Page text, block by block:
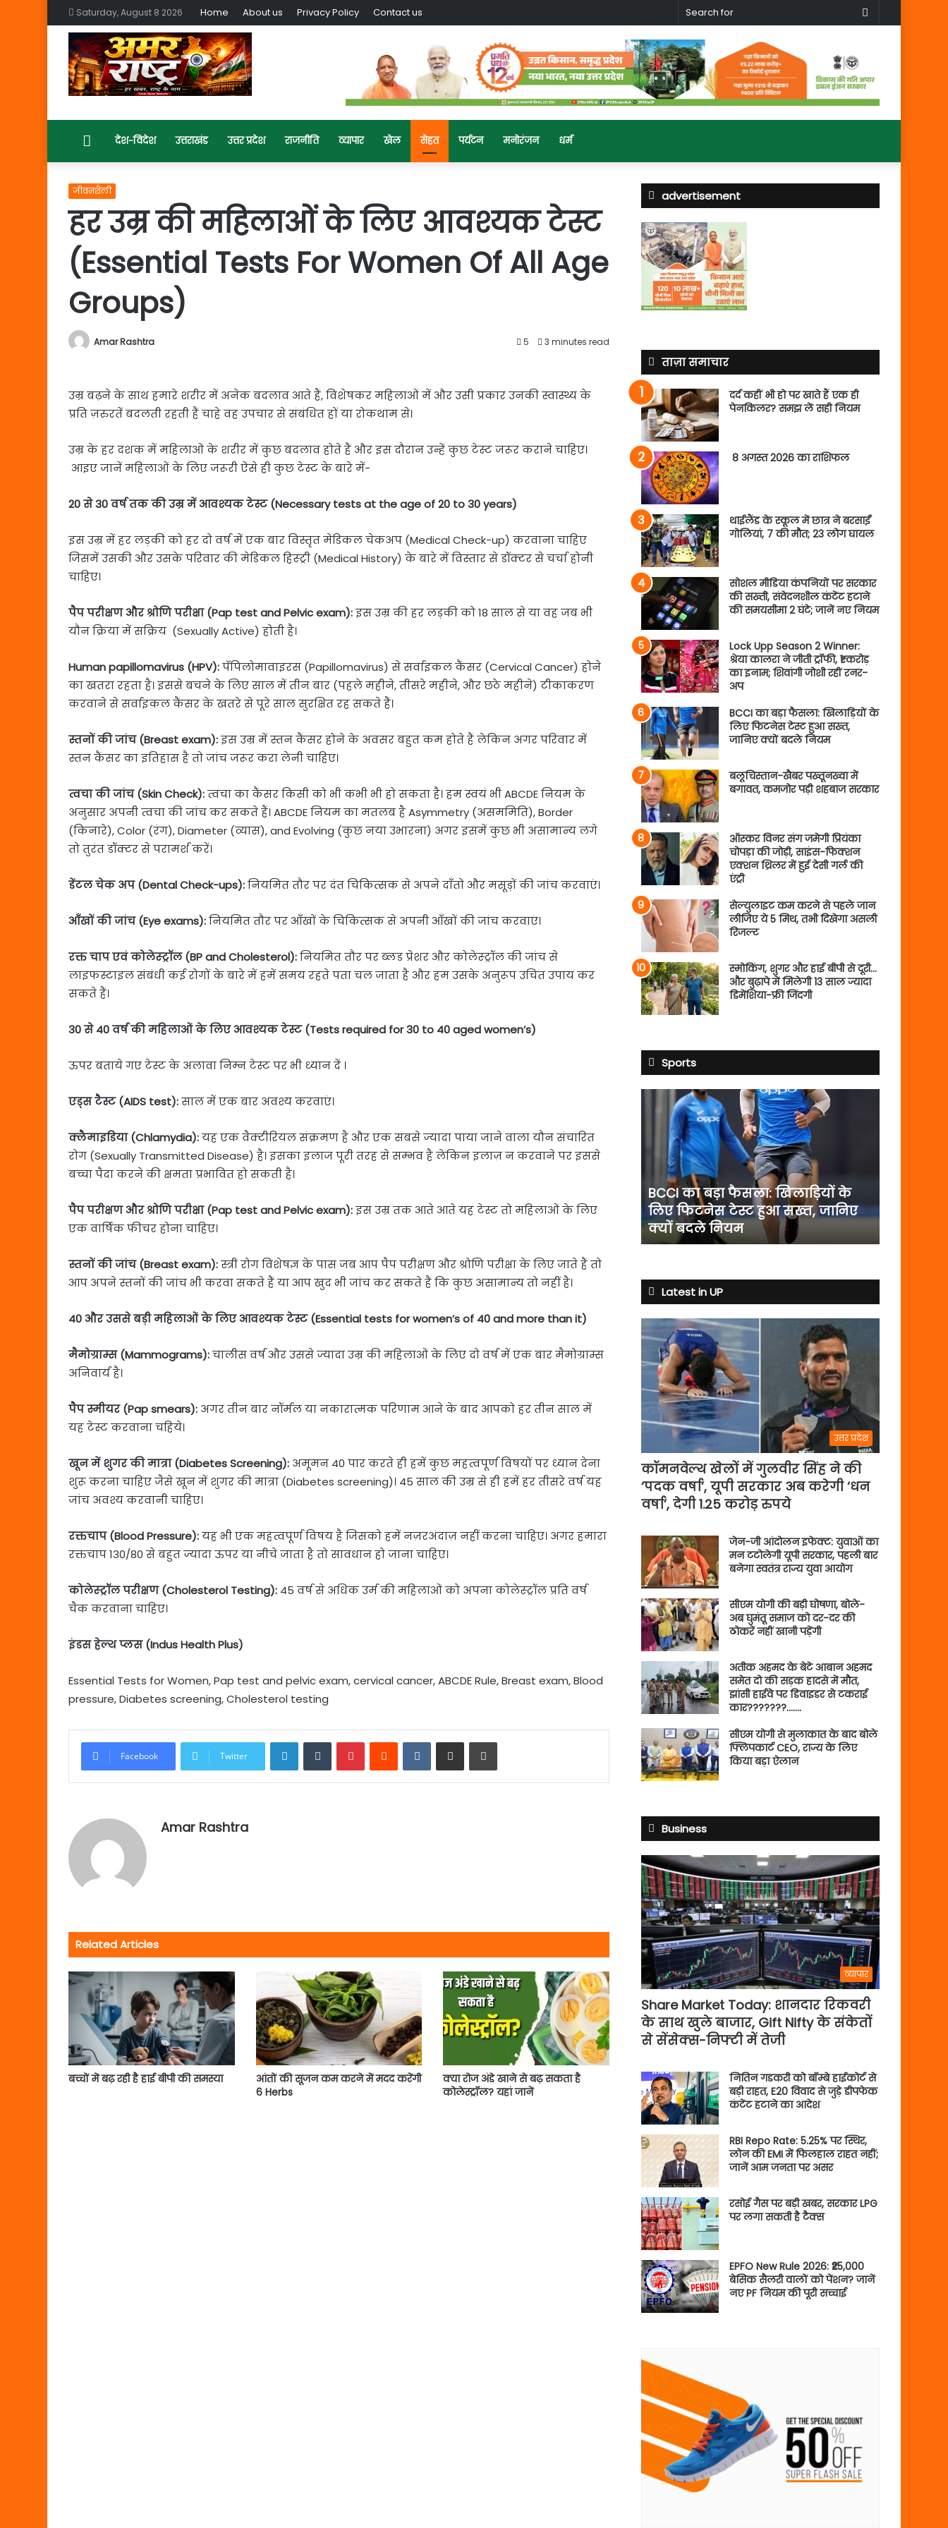
Saturday, August 8 2026 Home About us Privacy Policy Contact us
Search
Homeदेश-विदेश उत्तराखंड उत्तर प्रदेश राजनीति व्यापार खेल सेहत पर्यटन मनोरंजन धर्म
जीवनशैली
हर उम्र की महिलाओं के लिए आवश्यक टेस्ट
(Essential Tests For Women Of All Age
Groups)
Amar Rashtra 5 3 minutes read
उम्र बढ़ने के साथ हमारे शरीर में अनेक बदलाव आते हैं, विशेषकर महिलाओं में और उसी प्रकार उनकी स्वास्थ्य के
प्रति ज़रुरतें बदलती रहती हैं चाहे वह उपचार से संबंधित हों या रोकथाम से।
उम्र के हर दशक में महिलाओं के शरीर में कुछ बदलाव होते हैं और इस दौरान उन्हें कुछ टेस्ट जरूर कराने चाहिए।
आइए जानें महिलाओं के लिए जरूरी ऐसे ही कुछ टेस्ट के बारे में-
20 से 30 वर्ष तक की उम्र में आवश्यक टेस्ट (Necessary tests at the age of 20 to 30 years)
इस उम्र में हर लड़की को हर दो वर्ष में एक बार विस्तृत मेडिकल चेकअप (Medical Check-up) करवाना चाहिए
जिसमें उसकी और उसके परिवार की मेडिकल हिस्ट्री (Medical History) के बारे में विस्तार से डॉक्टर से चर्चा होनी
चाहिए।
पैप परीक्षण और श्रोणि परीक्षा (Pap test and Pelvic exam):इस उम्र की हर लड़की को 18 साल से या वह जब भी
यौन क्रिया में सक्रिय (Sexually Active) होती है।
Human papillomavirus (HPV):पॅपिलोमावाइरस (Papillomavirus) से सर्वाइकल कैंसर (Cervical Cancer) होने
का खतरा रहता है। इससे बचने के लिए साल में तीन बार (पहले महीने, तीसरे महीने, और छठे महीने) टीकाकरण
करवाने से सर्वाइकल कैंसर के खतरे से पूरे साल सुरक्षित रह सकते हैं।
स्तनों की जांच (Breast exam):इस उम्र में स्तन कैंसर होने के अवसर बहुत कम होते हैं लेकिन अगर परिवार में
स्तन कैंसर का इतिहास है तो जांच जरूर करा लेनी चाहिए।
त्वचा की जांच (Skin Check):त्वचा का कैंसर किसी को भी कभी भी हो सकता है। हम स्वयं भी ABCDE नियम के
अनुसार अपनी त्वचा की जांच कर सकते हैं। ABCDE नियम का मतलब है Asymmetry (असममिति), Border
(किनारे), Color (रंग), Diameter (व्यास), and Evolving (कुछ नया उभारना) अगर इसमें कुछ भी असामान्य लगे
तो तुरंत डॉक्टर से परामर्श करें।
डेंटल चेक अप (Dental Check-ups):नियमित तौर पर दंत चिकित्सक से अपने दाँतो और मसूड़ों की जांच करवाएं।
आँखों की जांच (Eye exams):नियमित तौर पर आँखों के चिकित्सक से अपनी आँखों की जांच करवाएं।
रक्त चाप एवं कोलेस्ट्रॉल (BP and Cholesterol):नियमित तौर पर ब्लड प्रेशर और कोलेस्ट्रॉल की जांच से
लाइफस्टाइल संबंधी कई रोगों के बारे में हमें समय रहते पता चल जाता है और हम उसके अनुरूप उचित उपाय कर
सकते हैं।
30 से 40 वर्ष की महिलाओं के लिए आवश्यक टेस्ट (Tests required for 30 to 40 aged women’s)
ऊपर बताये गए टेस्ट के अलावा निम्न टेस्ट पर भी ध्यान दें ।
एड्स टैस्ट (AIDS test):साल में एक बार अवश्य करवाएं।
क्लैमाइडिया (Chlamydia):यह एक वैक्टीरियल संक्रमण है और एक सबसे ज्यादा पाया जाने वाला यौन संचारित
रोग (Sexually Transmitted Disease) है। इसका इलाज पूरी तरह से सम्भव है लेकिन इलाज़ न करवाने पर इससे
बच्चा पैदा करने की क्षमता प्रभावित हो सकती है।
पैप परीक्षण और श्रोणि परीक्षा (Pap test and Pelvic exam):इस उम्र तक आते आते यह टेस्ट तो महिलाओं के लिए
एक वार्षिक फीचर होना चाहिए।
स्तनों की जांच (Breast exam):स्त्री रोग विशेषज्ञ के पास जब आप पैप परीक्षण और श्रोणि परीक्षा के लिए जाते हैं तो
आप अपने स्तनों की जांच भी करवा सकते हैं या आप खुद भी जांच कर सकते हैं कि कुछ असामान्य तो नहीं है।
40 और उससे बड़ी महिलाओं के लिए आवश्यक टेस्ट (Essential tests for women’s of 40 and more than it)
मैमोग्राम्स (Mammograms):चालीस वर्ष और उससे ज्यादा उम्र की महिलाओं के लिए दो वर्ष में एक बार मैमोग्राम्स
अनिवार्य है।
पैप स्मीयर (Pap smears): अगर तीन बार नॉर्मल या नकारात्मक परिणाम आने के बाद आपको हर तीन साल में
यह टेस्ट करवाना चहिये।​
खून में शुगर की मात्रा (Diabetes Screening): अमूमन 40 पार करते ही हमें कुछ महत्वपूर्ण विषयों पर ध्यान देना
शुरू करना चाहिए जैसे खून में शुगर की मात्रा (Diabetes screening)। 45 साल की उम्र से ही हमें हर तीसरे वर्ष यह
जांच अवश्य करवानी चाहिए।
रक्तचाप (Blood Pressure):यह भी एक महत्वपूर्ण विषय है जिसको हमें नज़रअंदाज़ नहीं करना चाहिए। अगर हमारा
रक्तचाप 130/80 से बहुत ज्यादा ऊपर या नीचे जाता है तो सावधान हो जाना चाहिए।
कोलेस्ट्रॉल परीक्षण (Cholesterol Testing): 45 वर्ष से अधिक उर्म की महिलाओं को अपना कोलेस्ट्रॉल प्रति वर्ष
चैक करवाना चाहिए।
इंडस हेल्थ प्लस (Indus Health Plus)
Essential Tests for Women, Pap test and pelvic exam, cervical cancer, ABCDE Rule, Breast exam, Blood
pressure, Diabetes screening, Cholesterol testing
Facebook Twitter
LinkedInTumblrPinterestReddit VKontakte
Share via Email Print
Amar Rashtra
Related Articles
बच्चों में बढ़ रही है हाई बीपी की समस्या
आंतों की सूजन कम करने में मदद करेंगी
6 Herbs
क्या रोज अंडे खाने से बढ़ सकता है
कोलेस्ट्रॉल? यहां जानें
advertisement
ताज़ा समाचार
दर्द कहीं भी हो पर खाते हैं एक ही
पेनकिलर? समझ लें सही नियम
8 अगस्त 2026 का राशिफल
थाईलैंड के स्कूल में छात्र ने बरसाईं
गोलियां, 7 की मौत; 23 लोग घायल
सोशल मीडिया कंपनियों पर सरकार
की सख्ती, संवेदनशील कंटेंट हटाने
की समयसीमा 2 घंटे; जानें नए नियम
Lock Upp Season 2 Winner:
श्रेया कालरा ने जीती ट्रॉफी, ₹1 करोड़
का इनाम; शिवांगी जोशी रहीं रनर-
अप
BCCI का बड़ा फैसला: खिलाड़ियों के
लिए फिटनेस टेस्ट हुआ सख्त,
जानिए क्यों बदले नियम
बलूचिस्तान-खैबर पख्तूनख्वा में
बगावत, कमजोर पड़ी शहबाज सरकार
ऑस्कर विनर संग जमेगी प्रियंका
चोपड़ा की जोड़ी, साइंस-फिक्शन
एक्शन थ्रिलर में हुई देसी गर्ल की
एंट्री
सेल्युलाइट कम करने से पहले जान
लीजिए ये 5 मिथ, तभी दिखेगा असली
रिजल्ट
स्मोकिंग, शुगर और हाई बीपी से दूरी…
और बुढ़ापे में मिलेगी 13 साल ज्यादा
डिमेंशिया-फ्री जिंदगी
Sports
फैसला:
खिलाड़ियों
फिटनेस
टेस्ट
हुआ
सख्त,
बदले
नियम
BCCI का बड़ा फैसला: खिलाड़ियों के
लिए फिटनेस टेस्ट हुआ सख्त, जानिए
क्यों बदले नियम
Latest in UP
उत्तर प्रदेश
कॉमनवेल्थ खेलों में गुलवीर सिंह ने की
‘पदक वर्षा’, यूपी सरकार अब करेगी ‘धन
वर्षा’, देगी 1.25 करोड़ रुपये
जेन-जी आंदोलन इफेक्ट: युवाओं का
मन टटोलेगी यूपी सरकार, पहली बार
बनेगा स्वतंत्र राज्य युवा आयोग
सीएम योगी की बड़ी घोषणा, बोले-
अब घुमंतू समाज को दर-दर की
ठोकरें नहीं खानी पड़ेंगी
अतीक अहमद के बेटे आबान अहमद
समेत दो की सड़क हादसे में मौत,
झांसी हाईवे पर डिवाइडर से टकराई
कार???????…….
सीएम योगी से मुलाकात के बाद बोले
फ्लिपकार्ट CEO, राज्य के लिए
किया बड़ा ऐलान
Business
व्यापार
Share Market Today: शानदार रिकवरी
के साथ खुले बाजार, Gift Nifty के संकेतों
से सेंसेक्स-निफ्टी में तेजी
नितिन गडकरी को बॉम्बे हाईकोर्ट से
बड़ी राहत, E20 विवाद से जुड़े डीपफेक
कंटेंट हटाने का आदेश
RBI Repo Rate: 5.25% पर स्थिर,
लोन की EMI में फिलहाल राहत नहीं;
जानें आम जनता पर असर
रसोई गैस पर बड़ी खबर, सरकार LPG
पर लगा सकती है टैक्स
EPFO New Rule 2026: ₹25,000
बेसिक सैलरी वालों को पेंशन? जानें
नए PF नियम की पूरी सच्चाई